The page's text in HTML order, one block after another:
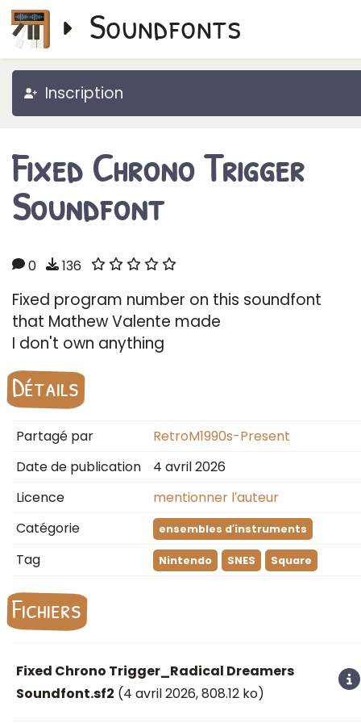
Soundfonts
Inscription
Fixed Chrono Trigger
Soundfont
0 136
Fixed program number on this soundfont
that Mathew Valente made
I don't own anything
Détails
Partagé par
RetroM1990s-Present
Date de publication
4 avril 2026
Licence
mentionner l′auteur
Catégorie
ensembles d′instruments
Tag Nintendo SNES Square
Fichiers
Fixed Chrono Trigger_Radical Dreamers
Soundfont.sf2 (4 avril 2026, 808.12 ko)